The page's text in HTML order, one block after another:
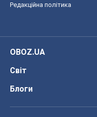
Редакційна політика
OBOZ.UA
Світ
Блоги